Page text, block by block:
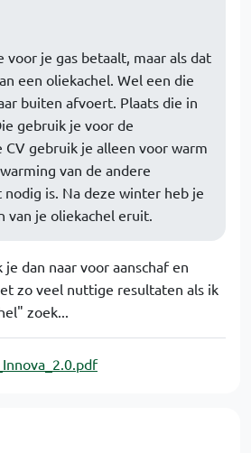
voor je gas betaalt, maar als dat
een oliekachel. Wel een die
buiten afvoert. Plaats die in
gebruik je voor de
gebruik je alleen voor warm
van de andere
is. Na deze winter heb je
van je oliekachel eruit.
dan naar voor aanschaf en
zo veel nuttige resultaten als ik
zoek...